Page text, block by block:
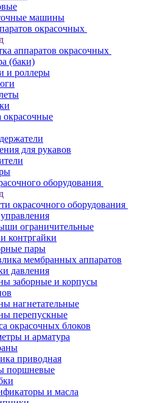
машины
окрасочных
аппаратов окрасочных
(баки)
и роллеры
окрасочные
для рукавов
оборудования
окрасочного оборудования
ограничительные
контргайки
пары
мембранных аппаратов
давления
заборные и корпусы
нагнетательные
перепускные
окрасочных блоков
и арматура
приводная
поршневые
и масла